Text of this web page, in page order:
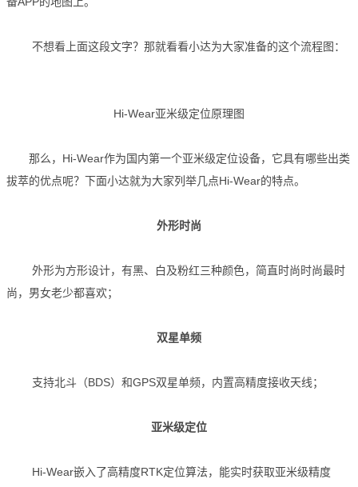
不想看上面这段文字？那就看看小达为大家准备的这个流程图：
Hi-Wear亚米级定位原理图
那么，Hi-Wear作为国内第一个亚米级定位设备，它具有哪些出类
拔萃的优点呢？下面小达就为大家列举几点Hi-Wear的特点。
外形时尚
外形为方形设计，有黑、白及粉红三种颜色，简直时尚时尚最时
尚，男女老少都喜欢；
双星单频
支持北斗（BDS）和GPS双星单频，内置高精度接收天线；
亚米级定位
Hi-Wear嵌入了高精度RTK定位算法，能实时获取亚米级精度